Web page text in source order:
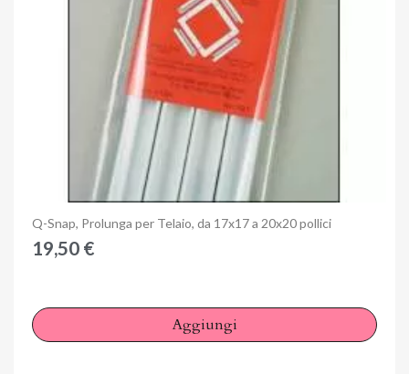
Anteprima
Q-Snap, Prolunga per Telaio, da 17x17 a 20x20 pollici
19,50 €
Aggiungi